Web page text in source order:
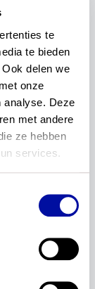
te
te bieden
delen we
onze
analyse. Deze
met andere
ze hebben
services.